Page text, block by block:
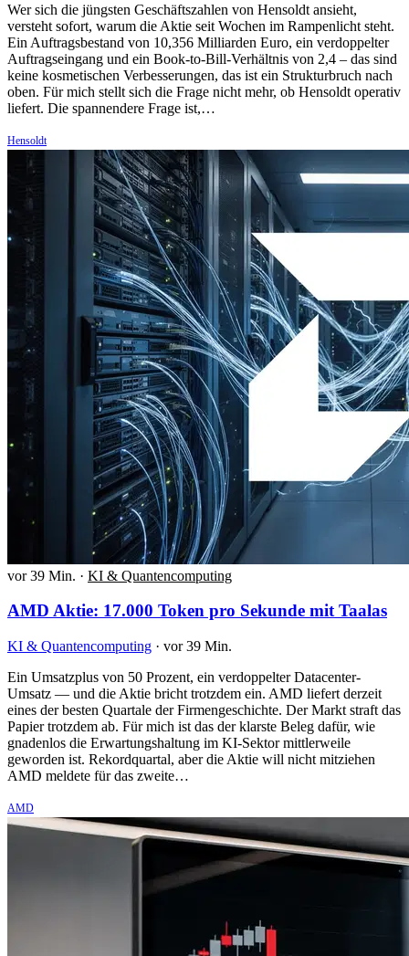
Wer sich die jüngsten Geschäftszahlen von Hensoldt ansieht,
versteht sofort, warum die Aktie seit Wochen im Rampenlicht steht.
Ein Auftragsbestand von 10,356 Milliarden Euro, ein verdoppelter
Auftragseingang und ein Book-to-Bill-Verhältnis von 2,4 – das sind
keine kosmetischen Verbesserungen, das ist ein Strukturbruch nach
oben. Für mich stellt sich die Frage nicht mehr, ob Hensoldt operativ
liefert. Die spannendere Frage ist,…
Hensoldt
vor 39 Min. · KI & Quantencomputing
AMD Aktie: 17.000 Token pro Sekunde mit Taalas
KI & Quantencomputing · vor 39 Min.
Ein Umsatzplus von 50 Prozent, ein verdoppelter Datacenter-
Umsatz — und die Aktie bricht trotzdem ein. AMD liefert derzeit
eines der besten Quartale der Firmengeschichte. Der Markt straft das
Papier trotzdem ab. Für mich ist das der klarste Beleg dafür, wie
gnadenlos die Erwartungshaltung im KI-Sektor mittlerweile
geworden ist. Rekordquartal, aber die Aktie will nicht mitziehen
AMD meldete für das zweite…
AMD